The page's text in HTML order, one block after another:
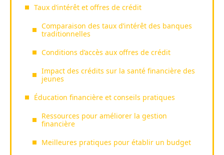
Taux d’intérêt et offres de crédit
Comparaison des taux d’intérêt des banques
traditionnelles
Conditions d’accès aux offres de crédit
Impact des crédits sur la santé financière des
jeunes
Éducation financière et conseils pratiques
Ressources pour améliorer la gestion
financière
Meilleures pratiques pour établir un budget